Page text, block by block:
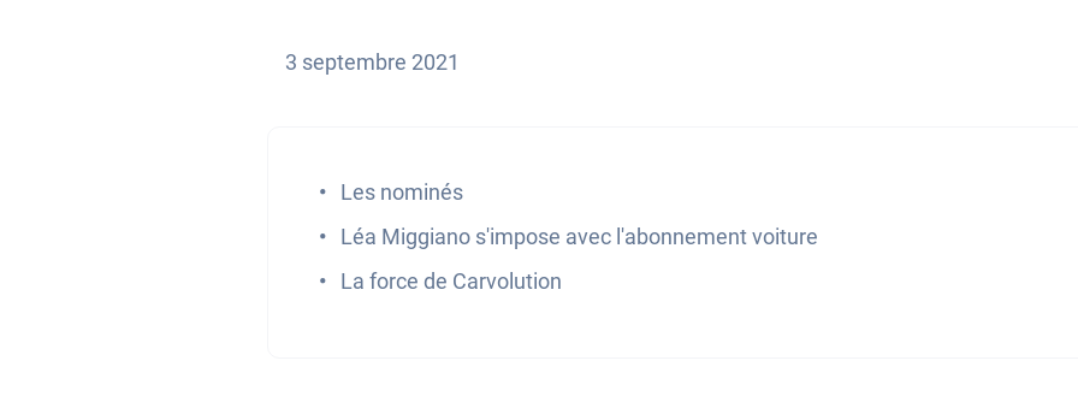
3 septembre 2021
Les nominés
Léa Miggiano s'impose avec l'abonnement voiture
La force de Carvolution